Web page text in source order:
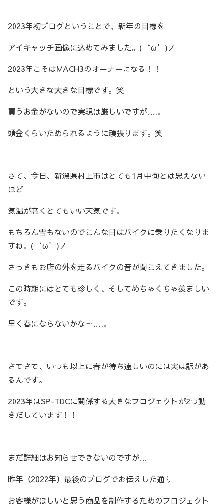
2023年初ブログということで、新年の目標を
アイキャッチ画像に込めてみました。(‘ω’)ノ
2023年こそはMACH3のオーナーになる！！
という大きな大きな目標です。笑
買うお金がないので実現は厳しいですが….。
頭金くらいためられるように頑張ります。笑
さて、今日、新潟県村上市はとても1月中旬とは思えない
ほど
気温が高くとてもいい天気です。
もちろん雪もないのでこんな日はバイクに乗りたくなりま
すね。(‘ω’)ノ
さっきもお店の外を走るバイクの音が聞こえてきました。
この時期にはとても珍しく、そしてめちゃくちゃ羨ましい
です。
早く春にならないかな～….。
さてさて、いつも以上に春が待ち遠しいのには実は訳があ
るんです。
2023年はSP-TDCに関係する大きなプロジェクトが2つ動
きだしています！！
まだ詳細はお知らせできないのですが…
昨年（2022年）最後のブログでお伝えした通り
お客様がほしいと思う商品を制作するためのプロジェクト